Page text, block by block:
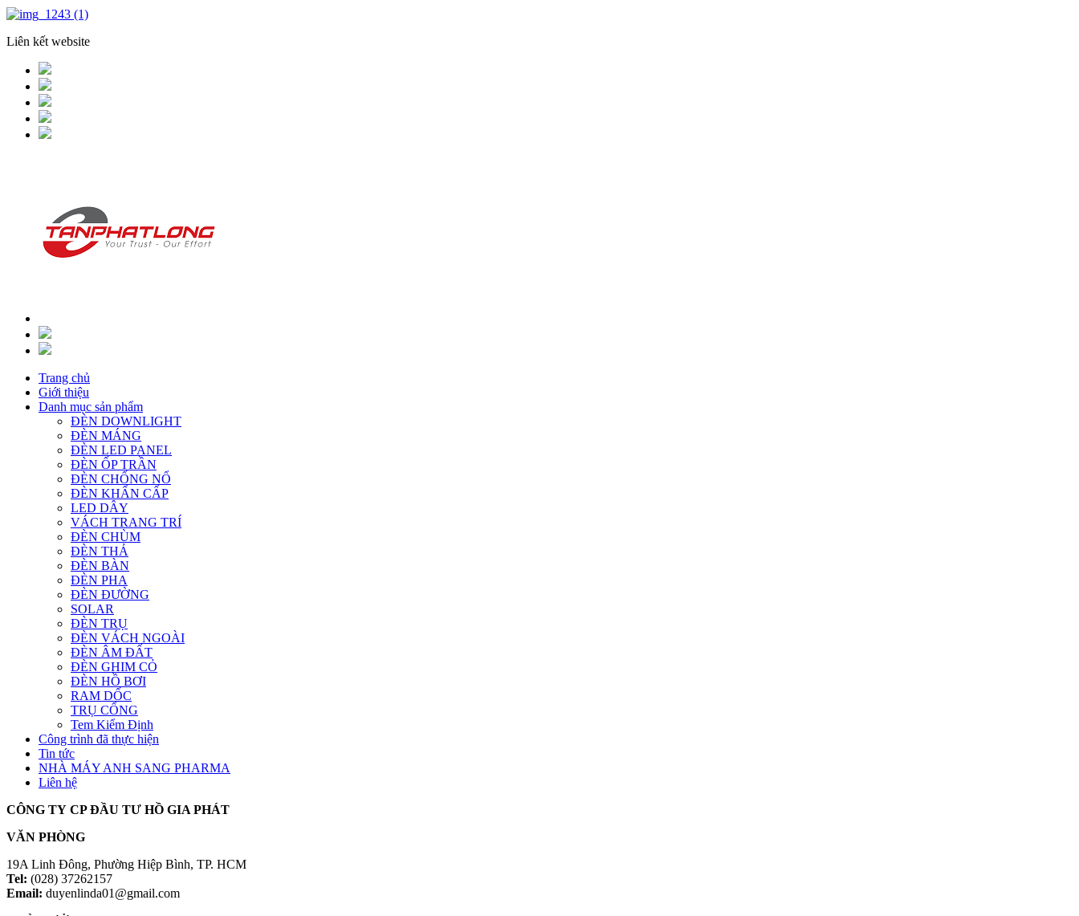
Liên kết website
Trang chủ
Giới thiệu
Danh mục sản phẩm
ĐÈN DOWNLIGHT
ĐÈN MÁNG
ĐÈN LED PANEL
ĐÈN ỐP TRẦN
ĐÈN CHỐNG NỔ
ĐÈN KHẨN CẤP
LED DÂY
VÁCH TRANG TRÍ
ĐÈN CHÙM
ĐÈN THẢ
ĐÈN BÀN
ĐÈN PHA
ĐÈN ĐƯỜNG
SOLAR
ĐÈN TRỤ
ĐÈN VÁCH NGOÀI
ĐÈN ÂM ĐẤT
ĐÈN GHIM CỎ
ĐÈN HỒ BƠI
RAM DỐC
TRỤ CỔNG
Tem Kiểm Định
Công trình đã thực hiện
Tin tức
NHÀ MÁY ANH SANG PHARMA
Liên hệ
CÔNG TY CP ĐẦU TƯ HỒ GIA PHÁT
VĂN PHÒNG
19A Linh Đông, Phường Hiệp Bình, TP. HCM
Tel: (028) 37262157
Email: duyenlinda01@gmail.com